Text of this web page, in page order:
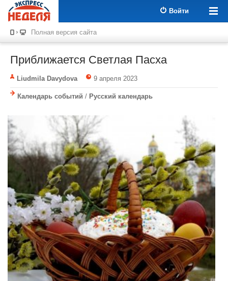
Войти
Полная версия сайта
Приближается Светлая Пасха
Liudmila Davydova 9 апреля 2023
Календарь событий / Русский календарь